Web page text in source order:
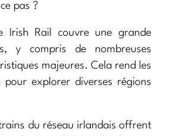
pas ?
Irish Rail couvre une grande
y compris de nombreuses
majeures. Cela rend les
pour explorer diverses régions
du réseau irlandais offrent